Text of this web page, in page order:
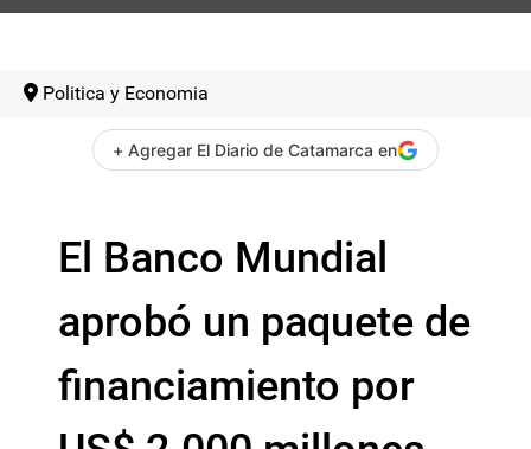
Politica y Economia
+ Agregar El Diario de Catamarca en
El Banco Mundial
aprobó un paquete de
financiamiento por